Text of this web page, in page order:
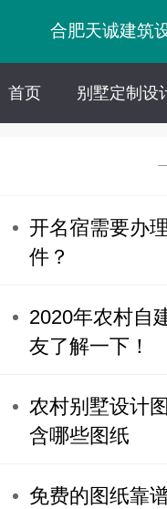
合肥天诚建筑
首页 别墅定制设
开名宿需要办
件？
2020年农村自
友了解一下！
农村别墅设计
含哪些图纸
免费的图纸靠